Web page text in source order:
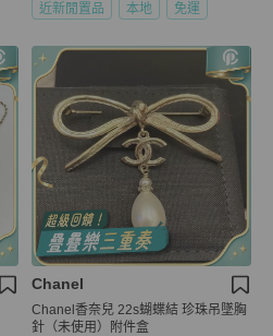
近新閒置品 本地 免運
Chanel
Chanel香奈兒 22s蝴蝶結 珍珠吊墜胸
針（未使用）附件盒